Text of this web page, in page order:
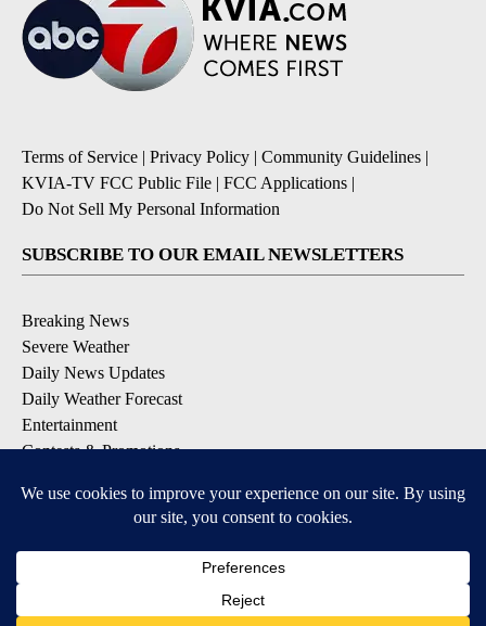
Terms of Service | Privacy Policy | Community Guidelines |
KVIA-TV FCC Public File | FCC Applications |
Do Not Sell My Personal Information
SUBSCRIBE TO OUR EMAIL NEWSLETTERS
Breaking News
Severe Weather
Daily News Updates
Daily Weather Forecast
Entertainment
Contests & Promotions
DOWNLOAD OUR APPS
Available for iOS and Android